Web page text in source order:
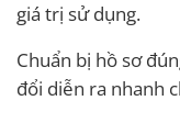
giá trị sử dụng.
Chuẩn bị hồ sơ
đổi diễn ra nhanh